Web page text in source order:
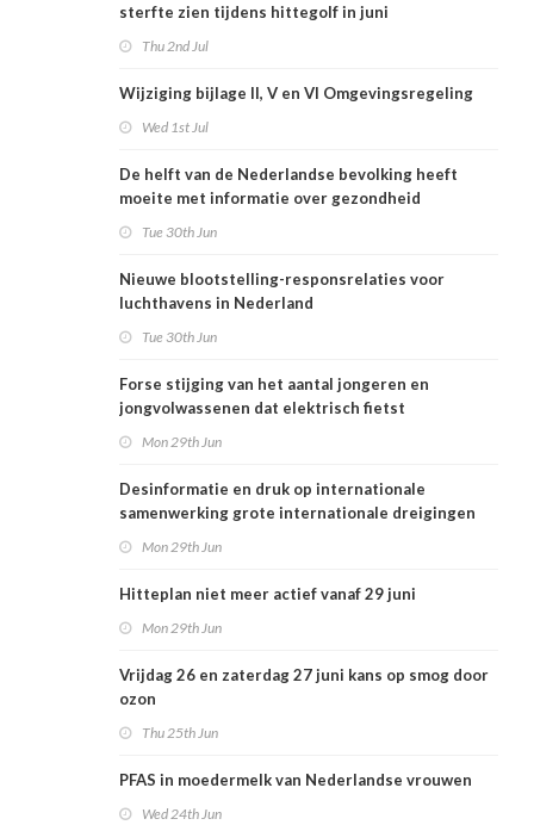
sterfte zien tijdens hittegolf in juni
Thu 2nd Jul
Wijziging bijlage II, V en VI Omgevingsregeling
Wed 1st Jul
De helft van de Nederlandse bevolking heeft
moeite met informatie over gezondheid
Tue 30th Jun
Nieuwe blootstelling-responsrelaties voor
luchthavens in Nederland
Tue 30th Jun
Forse stijging van het aantal jongeren en
jongvolwassenen dat elektrisch fietst
Mon 29th Jun
Desinformatie en druk op internationale
samenwerking grote internationale dreigingen
Mon 29th Jun
Hitteplan niet meer actief vanaf 29 juni
Mon 29th Jun
Vrijdag 26 en zaterdag 27 juni kans op smog door
ozon
Thu 25th Jun
PFAS in moedermelk van Nederlandse vrouwen
Wed 24th Jun